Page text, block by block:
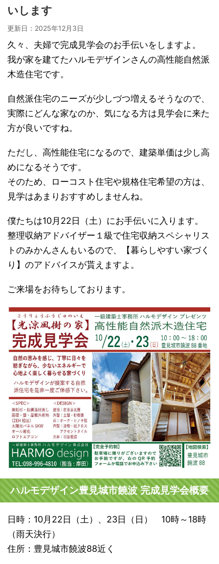
いします
更新日： 2025年12月3日
久々、夫婦で完成見学会のお手伝いをしますよ。
我が家を建てたハルモデザインさんの高性能自然派
木造住宅です。
自然派住宅のニーズが少しづつ増えるそうなので、
実際にどんな家なのか、気になる方は見学会に来た
方が良いですね。
ただし、高性能住宅になるので、建築単価は少し高
めになるそうです。
そのため、ローコスト住宅や規格住宅希望の方は、
見学はあまりおすすめしませんね。
僕たちは10月22日（土）にお手伝いに入ります。
整理収納アドバイザー１級で住宅収納スペシャリス
トのみかんさんもいるので、【暮らしやすい家づく
り】のアドバイスが貰えますよ。
ご来場をお待ちしております。
ハルモデザイン豊見城市饒波 完成見学会概要
日時：10月22日（土）、23日（日） 10時～18時
（雨天決行）
住所：豊見城市饒波88近く